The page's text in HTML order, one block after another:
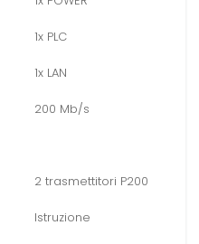
1x PLC
1x LAN
200 Mb/s
2 trasmettitori P200
Istruzione